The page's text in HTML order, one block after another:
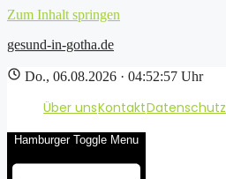
Zum Inhalt springen
gesund-in-gotha.de
Do., 06.08.2026 · 04:52:58 Uhr
Über unsKontaktDatenschutz
Hamburger Toggle Menu